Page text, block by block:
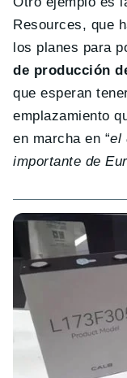
Resources, que
los planes para
de producción
que esperan
emplazamiento
en marcha en “el
importante de